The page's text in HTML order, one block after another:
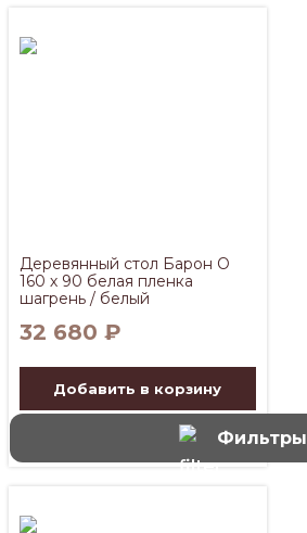
Фильтры
Деревянный стол Барон О
160 х 90 белая пленка
шагрень / белый
32 680 ₽
Добавить в корзину
Купить товар в 1 клик